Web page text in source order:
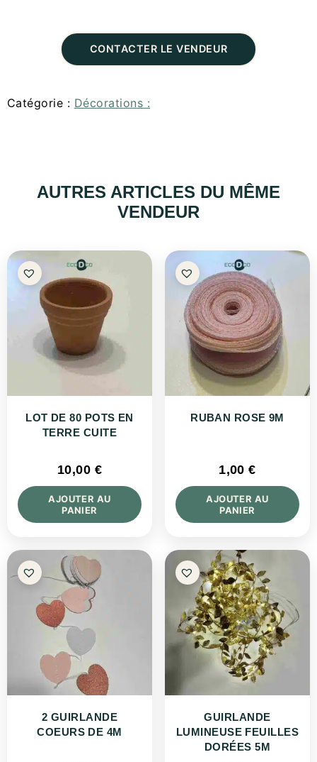
CONTACTER LE VENDEUR
Catégorie : Décorations :
AUTRES ARTICLES DU MÊME
VENDEUR
LOT DE 80 POTS EN
TERRE CUITE
10,00 €
AJOUTER AU
PANIER
RUBAN ROSE 9M
1,00€
AJOUTER AU
PANIER
2 GUIRLANDE
COEURS DE 4M
GUIRLANDE
LUMINEUSE FEUILLES
DORÉES 5M